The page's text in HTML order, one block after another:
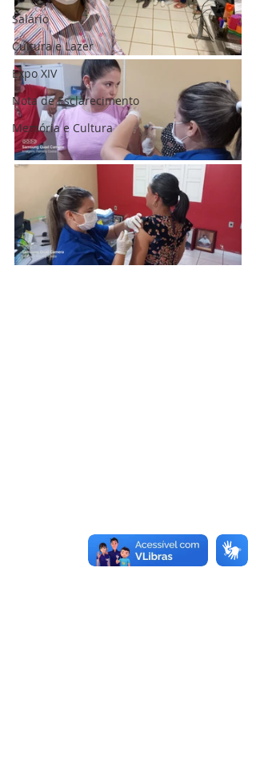
Salário
Cultura e Lazer
Expo XIV
Nota de Esclarecimento
Memória e Cultura